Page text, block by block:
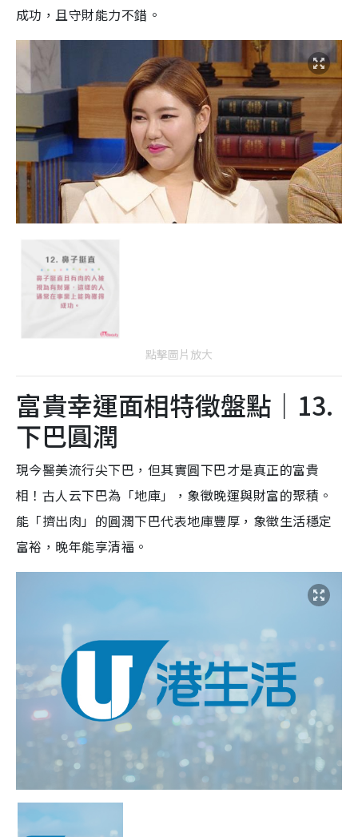
成功，且守財能力不錯。
點擊圖片放大
富貴幸運面相特徵盤點｜13.
下巴圓潤
現今醫美流行尖下巴，但其實圓下巴才是真正的富貴
相！古人云下巴為「地庫」，象徵晚運與財富的聚積。
能「擠出肉」的圓潤下巴代表地庫豐厚，象徵生活穩定
富裕，晚年能享清福。